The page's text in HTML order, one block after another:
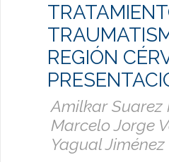
REGIÓN
Amilkar Suarez
Marcelo Jorge
Yagual Jiménez